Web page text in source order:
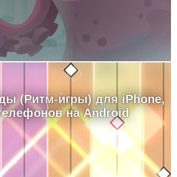
(Ритм-игры) для iPhone,
на Android